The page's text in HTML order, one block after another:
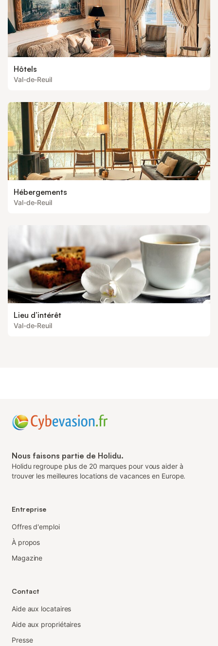
Hôtels
Val-de-Reuil
Hébergements
Val-de-Reuil
Lieu d’intérêt
Val-de-Reuil
Nous faisons partie de Holidu.
Holidu regroupe plus de 20 marques pour vous aider à
trouver les meilleures locations de vacances en Europe.
Entreprise
Offres d'emploi
À propos
Magazine
Contact
Aide aux locataires
Aide aux propriétaires
Presse